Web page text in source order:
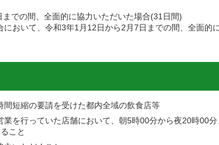
での間、全面的に協力いただいた場合(31日間)
おいて、令和3年1月12日から2月7日までの間、全面的
間短縮の要請を受けた都内全域の飲食店等
を行っていた店舗において、朝5時00分から夜20時00
こと